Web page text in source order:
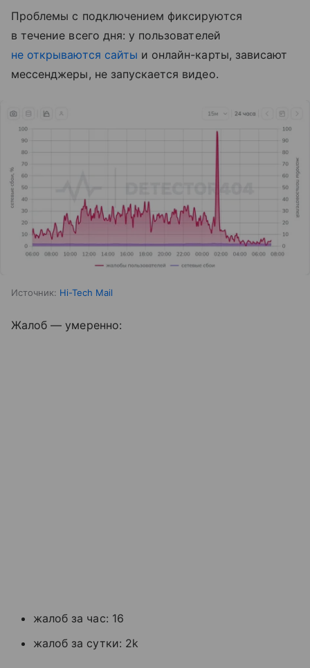
Проблемы с подключением фиксируются
в течение всего дня: у пользователей
не открываются сайты и онлайн-карты, зависают
мессенджеры, не запускается видео.
Источник: Hi-Tech Mail
Жалоб — умеренно:
жалоб за час: 16
жалоб за сутки: 2k